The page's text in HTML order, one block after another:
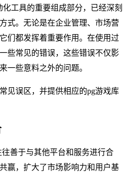
工具的重要组成部分，已经深刻
式。无论是在企业管理、市场营
们都发挥着重要作用。在使用过
些常见的错误，这些错误不仅影
一些意料之外的问题。
见误区，并提供相应的pg游戏库
往善于与其他平台和服务进行合
赢，扩大了市场影响力和用户基